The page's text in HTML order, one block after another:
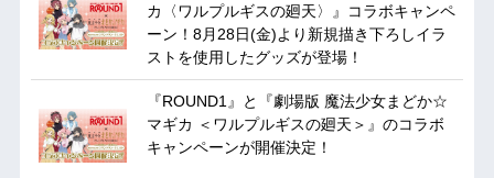
カ〈ワルプルギスの廻天〉』コラボキャンペ
ーン！8月28日(金)より新規描き下ろしイラ
ストを使用したグッズが登場！
『ROUND1』と『劇場版 魔法少女まどか☆
マギカ ＜ワルプルギスの廻天＞』のコラボ
キャンペーンが開催決定！